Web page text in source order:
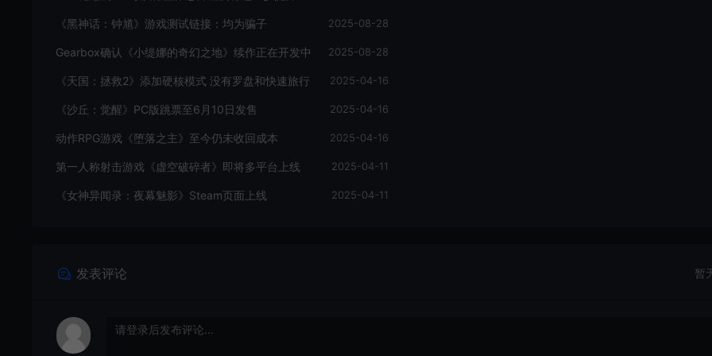
《黑神话：钟馗》游戏测试链接：均为骗子 2025-08-28
Gearbox确认《小缇娜的奇幻之地》续作正在开发中 2025-08-28
《天国：拯救2》添加硬核模式 没有罗盘和快速旅行 2025-04-16
《沙丘：觉醒》PC版跳票至6月10日发售 2025-04-16
动作RPG游戏《堕落之主》至今仍未收回成本 2025-04-16
第一人称射击游戏《虚空破碎者》即将多平台上线 2025-04-11
《女神异闻录：夜幕魅影》Steam页面上线 2025-04-11
发表评论 暂